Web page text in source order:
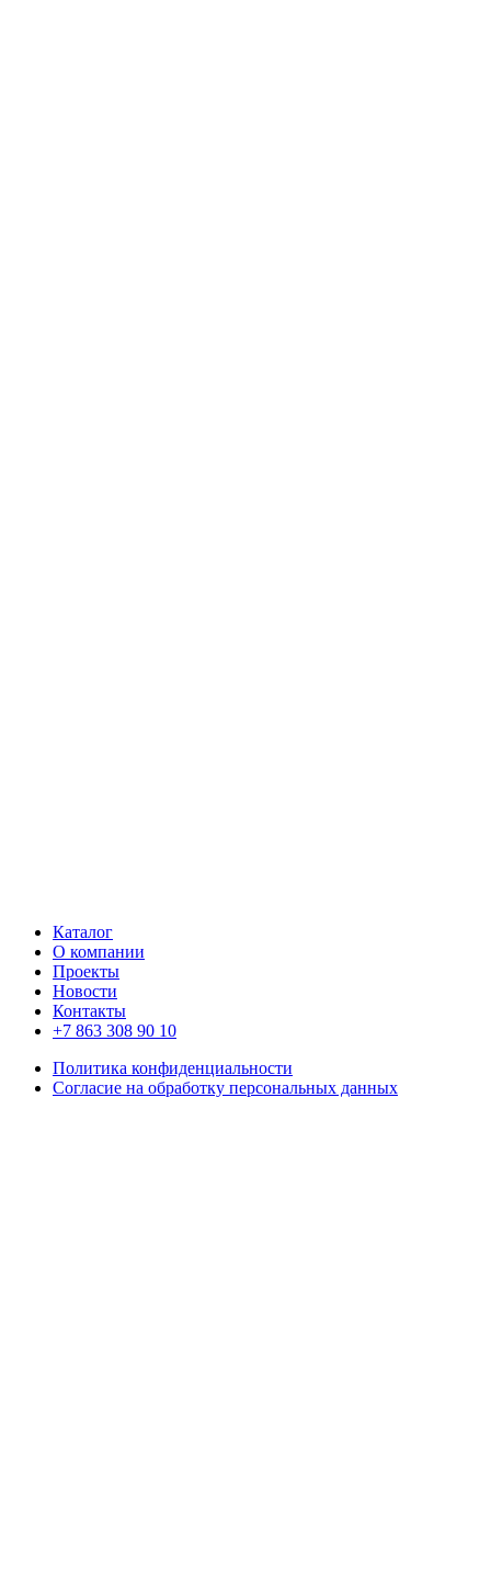
Каталог
О компании
Проекты
Новости
Контакты
+7 863 308 90 10
Политика конфиденциальности
Согласие на обработку персональных данных